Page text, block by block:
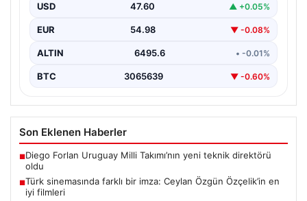
USD 47.60 ▲ +0.05%
EUR 54.98 ▼ -0.08%
ALTIN 6495.6 • -0.01%
BTC 3065639 ▼ -0.60%
Son Eklenen Haberler
■Diego Forlan Uruguay Milli Takımı’nın yeni teknik direktörü
oldu
■Türk sinemasında farklı bir imza: Ceylan Özgün Özçelik’in en
iyi filmleri